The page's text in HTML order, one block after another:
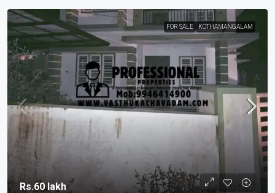
FOR SALE KOTHAMANGALAM
Rs.60 lakh